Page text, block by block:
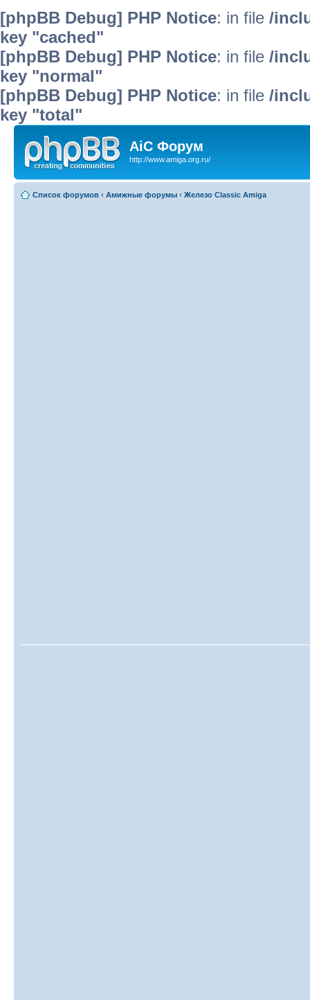
[phpBB Debug] PHP Notice: in file /
key "cached"
[phpBB Debug] PHP Notice: in file /
key "normal"
[phpBB Debug] PHP Notice: in file /
key "total"
AiC Форум
http://www.amiga.org.ru/
Список форумов ‹ Амижные форумы ‹ Железо Classic Amiga